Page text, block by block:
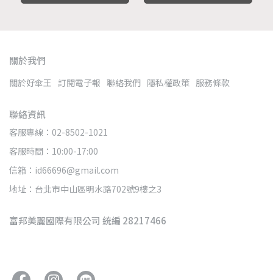
關於我們
關於好傘王 訂閱電子報 聯絡我們 隱私權政策 服務條款
聯絡資訊
客服專線：02-8502-1021
客服時間：10:00-17:00
信箱：id66696@gmail.com
地址：台北市中山區明水路702號9樓之3
富邦美麗國際有限公司 統編 28217466